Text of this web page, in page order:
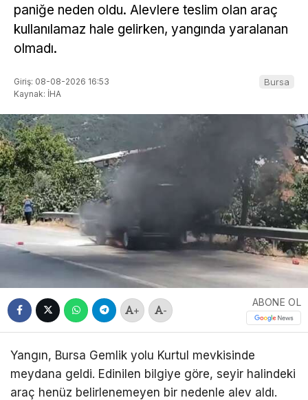
paniğe neden oldu. Alevlere teslim olan araç
kullanılamaz hale gelirken, yangında yaralanan
olmadı.
Giriş: 08-08-2026 16:53
Kaynak: İHA
Bursa
+ -
ABONE OL
Yangın, Bursa Gemlik yolu Kurtul mevkisinde
meydana geldi. Edinilen bilgiye göre, seyir halindeki
araç henüz belirlenemeyen bir nedenle alev aldı.